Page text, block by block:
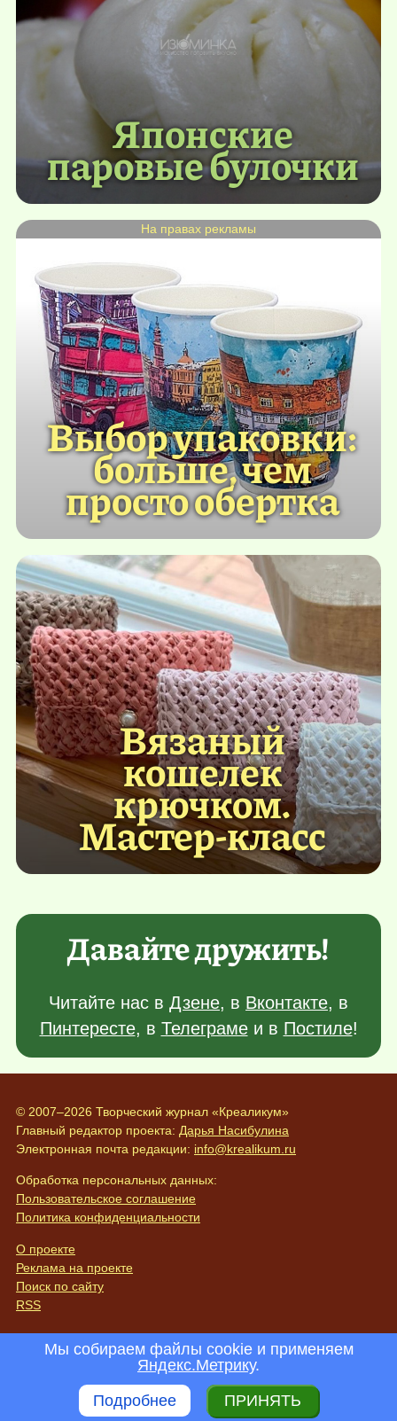
Японские
паровые булочки
Выбор упаковки:
больше, чем
просто обертка
На правах рекламы
Вязаный
кошелек
крючком.
Мастер-класс
Давайте дружить!
Читайте нас в Дзене, в Вконтакте, в
Пинтересте, в Телеграмеи в Постиле!
© 2007–2026 Творческий журнал «Креаликум»
Главный редактор проекта: Дарья Насибулина
Электронная почта редакции: info@krealikum.ru
Обработка персональных данных:
Пользовательское соглашение
Политика конфиденциальности
О проекте
Реклама на проекте
Поиск по сайту
RSS
Мы собираем файлы cookie и применяем
Яндекс.Метрику.
Подробнее
ПРИНЯТЬ